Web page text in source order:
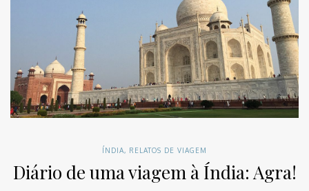
ÍNDIA, RELATOS DE VIAGEM
Diário de uma viagem à Índia: Agra!